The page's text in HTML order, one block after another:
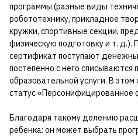
программы (разные виды
робототехнику, прикладное
кружки, спортивные секции,
физическую подготовку и т. д.).
сертификат поступают
постепенно с него списываются
образовательной услуги. В
статус «Персонифицированное
Благодаря такому делению
ребенка: он может выбрать